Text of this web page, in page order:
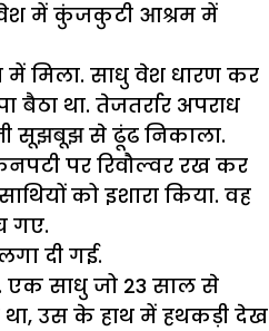
में कुंजकुटी आश्रम में
मिला. साधु वेश धारण कर
था. तेजतर्रार अपराध
सूझबूझ से ढूंढ निकाला.
पर रिवौल्वर रख कर
को इशारा किया. वह
गए.
दी गई.
साधु जो 23 साल से
उस के हाथ में हथकड़ी देख